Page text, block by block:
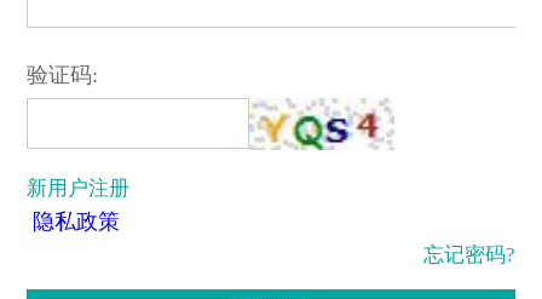
验证码:
新用户注册
隐私政策
忘记密码?